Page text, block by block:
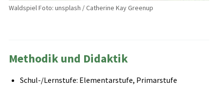
Waldspiel Foto: unsplash / Catherine Kay Greenup
Methodik und Didaktik
Schul-/Lernstufe: Elementarstufe, Primarstufe